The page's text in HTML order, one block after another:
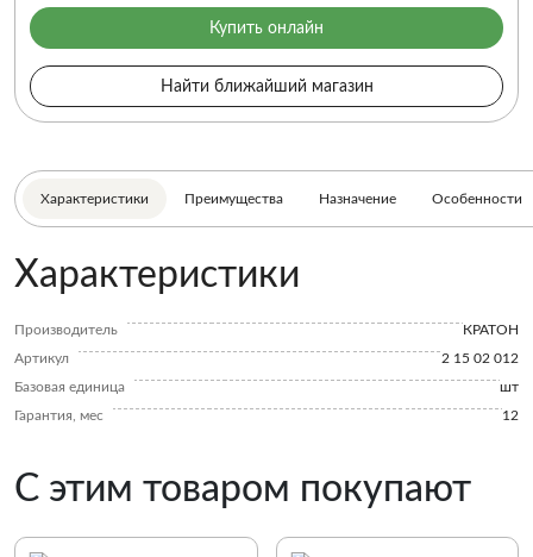
Купить онлайн
Найти ближайший магазин
Характеристики Преимущества Назначение Особенности
Характеристики
Производитель
КРАТОН
Артикул
2 15 02 012
Базовая единица
шт
Гарантия, мес
12
С этим товаром покупают